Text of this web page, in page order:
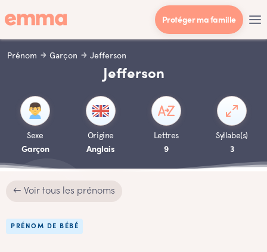
Protéger ma famille
Prénom Garçon Jefferson
Jefferson
Sexe
Garçon
Origine
Anglais
Lettres
9
Syllabe(s)
3
← Voir tous les prénoms
PRÉNOM DE BÉBÉ